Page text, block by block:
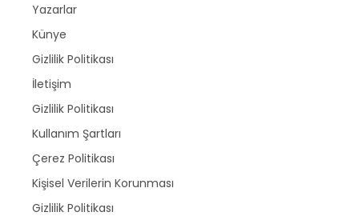
Yazarlar
Künye
Gizlilik Politikası
İletişim
Gizlilik Politikası
Kullanım Şartları
Çerez Politikası
Kişisel Verilerin Korunması
Gizlilik Politikası